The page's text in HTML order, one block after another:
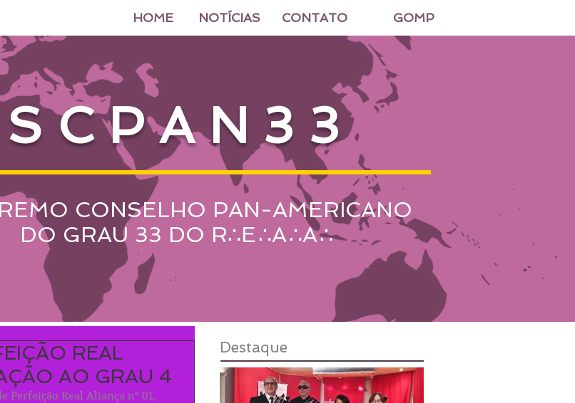
HOME NOTÍCIAS CONTATO GOMP
SCPAN33
CONSELHO PAN-AMERICANO
DO GRAU 33 DO R∴E∴A∴A∴
REAL
AO GRAU 4
Perfeição Real Aliança nº 01,
Destaque